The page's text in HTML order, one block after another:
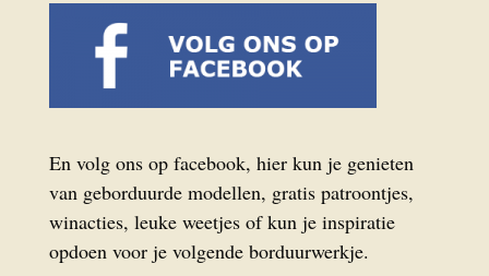
En volg ons op facebook, hier kun je genieten
van geborduurde modellen, gratis patroontjes,
winacties, leuke weetjes of kun je inspiratie
opdoen voor je volgende borduurwerkje.